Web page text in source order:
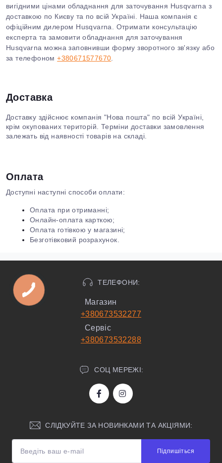
вигідними цінами обладнання для заточування Husqvarna з
доставкою по Києву та по всій Україні. Наша компанія є
офіційним дилером Husqvarna. Отримати консультацію
експерта та замовити обладнання для заточування
Husqvarna можна заповнивши форму зворотного зв'язку або
за телефоном +380671577670
Доставка
Доставку здійснює компанія "Нова пошта" по всій Україні,
крім окупованих територій. Терміни доставки замовлення
залежать від наявності товарів на складі.
Оплата
Доступні наступні способи оплати:
Оплата при отриманні;
Онлайн-оплата карткою;
Оплата готівкою у магазині;
Безготівковий розрахунок.
ТЕЛЕФОНИ:
Магазин
+380673532277
Сервіс
+380673532288
СОЦ МЕРЕЖІ:
СЛІДКУЙТЕ ЗА НОВИНКАМИ ТА АКЦІЯМИ:
Підпишіться